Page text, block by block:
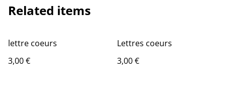
Related items
lettre coeurs
3,00 €
Lettres coeurs
3,00 €